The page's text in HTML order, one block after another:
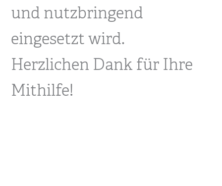
und nutzbringend
eingesetzt wird.
Herzlichen Dank für Ihre
Mithilfe!